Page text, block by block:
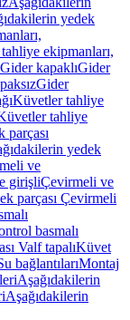
yedek
ekipmanları,
kapaklıGider
Gider
Küvetler tahliye
tahliye
parçası
yedek
ve
girişliÇevirmeli ve
parçası Çevirmeli
basmalı
Valf tapalıKüvet
bağlantılarıMontaj
Aşağıdakilerin
Aşağıdakilerin